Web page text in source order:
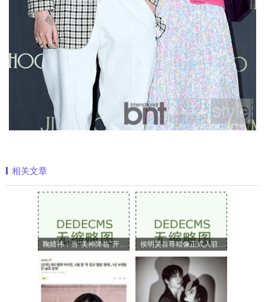
相关文章
鞠婧祎：当“美神降临”开始定义嗅觉美 侯明昊首尊蜡像正式入驻上海杜莎夫人蜡